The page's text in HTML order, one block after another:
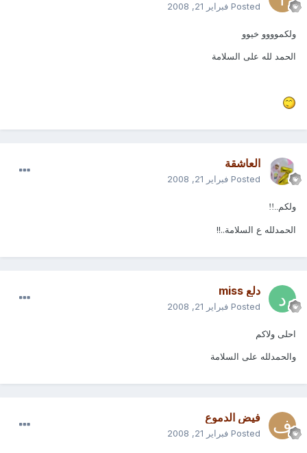
Posted فبراير 21, 2008
ولكموووو خيوو
الحمد لله على السلامة
العاشقة
Posted فبراير 21, 2008
ولكم..!!
الحمدلله ع السلامة..!!
دلع miss
Posted فبراير 21, 2008
احلى ولاكم
والحمدلله على السلامة
فيض الدموع
Posted فبراير 21, 2008